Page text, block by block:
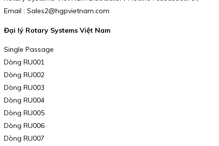
Email : Sales2@hgpvietnam.com
Đại lý Rotary Systems Việt Nam
Single Passage
Dòng RU001
Dòng RU002
Dòng RU003
Dòng RU004
Dòng RU005
Dòng RU006
Dòng RU007